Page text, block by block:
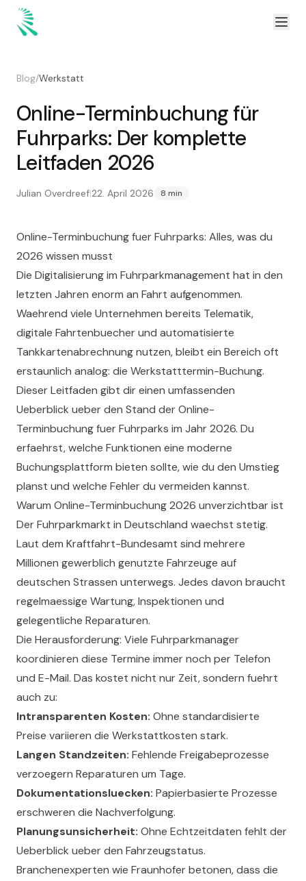
Zum Inhalt springen
Zum Hauptinhalt springen
Blog/Werkstatt
Online-Terminbuchung für
Fuhrparks: Der komplette
Leitfaden 2026
Julian Overdreef|22. April 2026 8 min
Online-Terminbuchung fuer Fuhrparks: Alles, was du
2026 wissen musst
Die Digitalisierung im Fuhrparkmanagement hat in den
letzten Jahren enorm an Fahrt aufgenommen.
Waehrend viele Unternehmen bereits Telematik,
digitale Fahrtenbuecher und automatisierte
Tankkartenabrechnung nutzen, bleibt ein Bereich oft
erstaunlich analog: die Werkstatttermin-Buchung.
Dieser Leitfaden gibt dir einen umfassenden
Ueberblick ueber den Stand der Online-
Terminbuchung fuer Fuhrparks im Jahr 2026. Du
erfaehrst, welche Funktionen eine moderne
Buchungsplattform bieten sollte, wie du den Umstieg
planst und welche Fehler du vermeiden kannst.
Warum Online-Terminbuchung 2026 unverzichtbar ist
Der Fuhrparkmarkt in Deutschland waechst stetig.
Laut dem Kraftfahrt-Bundesamt sind mehrere
Millionen gewerblich genutzte Fahrzeuge auf
deutschen Strassen unterwegs. Jedes davon braucht
regelmaessige Wartung, Inspektionen und
gelegentliche Reparaturen.
Die Herausforderung: Viele Fuhrparkmanager
koordinieren diese Termine immer noch per Telefon
und E-Mail. Das kostet nicht nur Zeit, sondern fuehrt
auch zu:
Intransparenten Kosten: Ohne standardisierte
Preise variieren die Werkstattkosten stark.
Langen Standzeiten: Fehlende Freigabeprozesse
verzoegern Reparaturen um Tage.
Dokumentationsluecken: Papierbasierte Prozesse
erschweren die Nachverfolgung.
Planungsunsicherheit: Ohne Echtzeitdaten fehlt der
Ueberblick ueber den Fahrzeugstatus.
Branchenexperten wie Fraunhofer betonen, dass die